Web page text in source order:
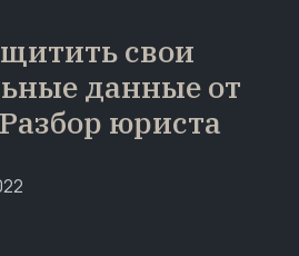
свои
данные от
юриста